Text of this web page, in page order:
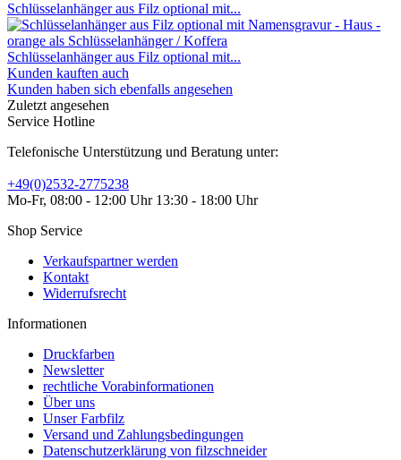
Schlüsselanhänger aus Filz optional mit...
Schlüsselanhänger aus Filz optional mit...
Kunden kauften auch
Kunden haben sich ebenfalls angesehen
Zuletzt angesehen
Service Hotline
Telefonische Unterstützung und Beratung unter:
+49(0)2532-2775238
Mo-Fr, 08:00 - 12:00 Uhr 13:30 - 18:00 Uhr
Shop Service
Verkaufspartner werden
Kontakt
Widerrufsrecht
Informationen
Druckfarben
Newsletter
rechtliche Vorabinformationen
Über uns
Unser Farbfilz
Versand und Zahlungsbedingungen
Datenschutzerklärung von filzschneider